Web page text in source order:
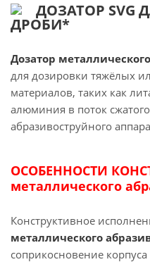
ДОЗАТОР SVG
ДРОБИ*
Дозатор
для дозировки тяжёлых
материалов, таких как
алюминия в поток
абразивоструйного
ОСОБЕННОСТИ
металлического
Конструктивное
металлического
соприкосновение